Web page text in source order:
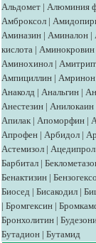
Альдомет | Алюминия
Амброксол |
Аминазин | Аминалон |
кислота | Аминокровин
Аминохинол |
Ампициллин | Амринон
Анаколд | Анальгин |
Анестезин | Анилокаин
Апилак | Апоморфин |
Апрофен | Арбидол |
Астемизол | Ацедипрол
Барбитал |
Бенактизин |
Биосед | Бисакодил |
| Бромгексин |
Бронхолитин |
Бутадион | Бутамид